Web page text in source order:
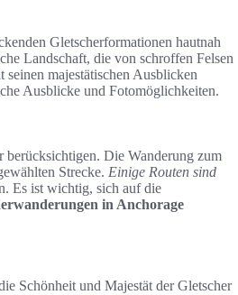
Gletscherformationen hautnah
Landschaft, die von schroffen Felsen
majestätischen Ausblicken
Ausblicke und Fotomöglichkeiten.
Die Wanderung zum
Strecke. Einige Routen sind
Es ist wichtig, sich auf die
in Anchorage
Schönheit und Majestät der Gletscher